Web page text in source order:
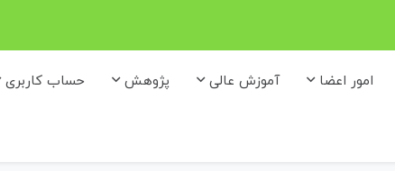
امور اعضا آموزش عالی پژوهش حساب کاربری